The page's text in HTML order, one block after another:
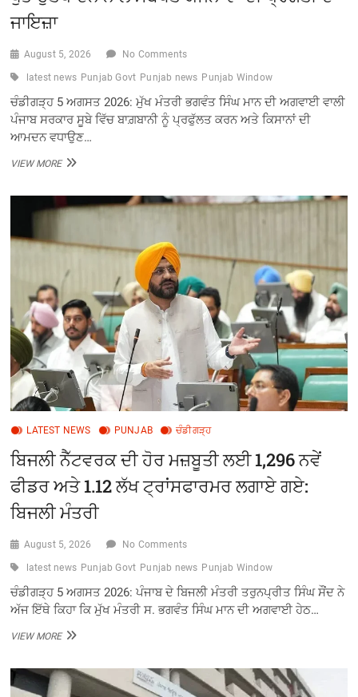
ਜਾਇਜ਼ਾ
August 5, 2026 No Comments
latest news Punjab Govt Punjab news Punjab Window
ਚੰਡੀਗੜ੍ਹ 5 ਅਗਸਤ 2026: ਮੁੱਖ ਮੰਤਰੀ ਭਗਵੰਤ ਸਿੰਘ ਮਾਨ ਦੀ ਅਗਵਾਈ ਵਾਲੀ
ਪੰਜਾਬ ਸਰਕਾਰ ਸੂਬੇ ਵਿੱਚ ਬਾਗ਼ਬਾਨੀ ਨੂੰ ਪ੍ਰਫੁੱਲਤ ਕਰਨ ਅਤੇ ਕਿਸਾਨਾਂ ਦੀ
ਆਮਦਨ ਵਧਾਉਣ…
VIEW MOREਮੋਹਿੰਦਰ
ਮਧੂ
ਰੇਸ਼ਮ
ਅਤੇ
ਉਤਪਾਦਨ
ਨਾਲ
ਸਬੰਧਤ
ਯੋਜਨਾਵਾਂ
ਪ੍ਰਗਤੀ
ਦਾ
ਜਾਇਜ਼ਾ
LATEST NEWS PUNJAB ਚੰਡੀਗੜ੍ਹ
ਬਿਜਲੀ ਨੈੱਟਵਰਕ ਦੀ ਹੋਰ ਮਜ਼ਬੂਤੀ ਲਈ 1,296 ਨਵੇਂ
ਫੀਡਰ ਅਤੇ 1.12 ਲੱਖ ਟ੍ਰਾਂਸਫਾਰਮਰ ਲਗਾਏ ਗਏ:
ਬਿਜਲੀ ਮੰਤਰੀ
August 5, 2026 No Comments
latest news Punjab Govt Punjab news Punjab Window
ਚੰਡੀਗੜ੍ਹ 5 ਅਗਸਤ 2026: ਪੰਜਾਬ ਦੇ ਬਿਜਲੀ ਮੰਤਰੀ ਤਰੁਨਪ੍ਰੀਤ ਸਿੰਘ ਸੌਂਦ ਨੇ
ਅੱਜ ਇੱਥੇ ਕਿਹਾ ਕਿ ਮੁੱਖ ਮੰਤਰੀ ਸ. ਭਗਵੰਤ ਸਿੰਘ ਮਾਨ ਦੀ ਅਗਵਾਈ ਹੇਠ…
VIEW MOREਬਿਜਲੀ
ਹੋਰ
ਮਜ਼ਬੂਤੀ